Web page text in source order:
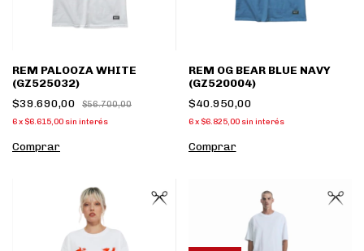
REM PALOOZA WHITE
(GZ525032)
$39.690,00
$56.700,00
6x $6.615,00 sin interés
Comprar
REM OG BEAR BLUE NAVY
(GZ520004)
$40.950,00
6 x $6.825,00 sin interés
Comprar